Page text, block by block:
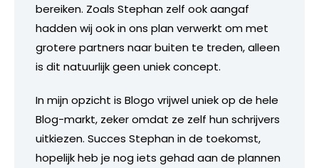
bereiken. Zoals Stephan zelf ook aangaf
hadden wij ook in ons plan verwerkt om met
grotere partners naar buiten te treden, alleen
is dit natuurlijk geen uniek concept.
In mijn opzicht is Blogo vrijwel uniek op de hele
Blog-markt, zeker omdat ze zelf hun schrijvers
uitkiezen. Succes Stephan in de toekomst,
hopelijk heb je nog iets gehad aan de plannen